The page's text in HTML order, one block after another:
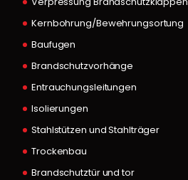
Kernbohrung/Bewehrungsortung
Baufugen
Brandschutzvorhänge
Entrauchungsleitungen
Isolierungen
Stahlstützen und Stahlträger
Trockenbau
Brandschutztür und tor